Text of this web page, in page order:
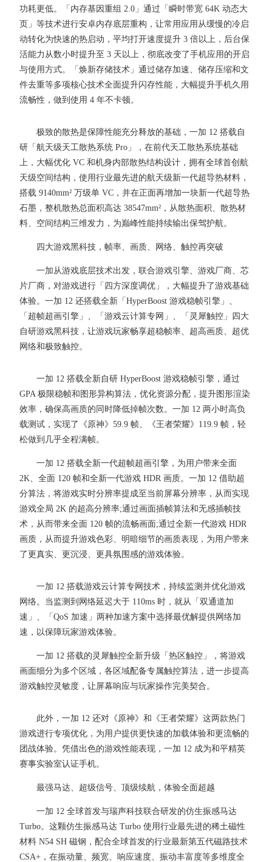
功耗更低。「内存基因重组 2.0」通过「瞬时带宽 64K 动态大
页」等技术进行安卓内存底层重构，让常用应用从缓慢的冷启
动转化为快速的热启动，平均打开速度提升 3 倍以上，后台保
活能力从数小时提升至 3 天以上，彻底改变了手机应用的开启
与使用方式。「焕新存储技术」通过储存加速、储存压缩和文
件去重等多项核心技术全面提升闪存性能，大幅提升手机久用
流畅性，做到使用 4 年不卡顿。
极致的散热是保障性能充分释放的基础，一加 12 搭载自
研「航天级天工散热系统 Pro」，在前代天工散热系统基础
上，大幅优化 VC 和机身内部散热结构设计，拥有全球首创航
天级空间结构，使用行业最先进的航天级新一代超导热材料，
搭载 9140mm² 万级单 VC，并在正面再增加一块新一代超导热
石墨，整机散热总面积高达 38547mm²，从散热面积、散热材
料、空间结构三维发力，为巅峰性能持续输出保驾护航。
四大游戏黑科技，帧率、画质、网络、触控再突破
一加从游戏底层技术出发，联合游戏引擎、游戏厂商、芯
片厂商，对游戏进行「四方深度调优」，大幅提升了游戏基础
体验。一加 12 还搭载全新「HyperBoost 游戏稳帧引擎」、
「超帧超画引擎」、「游戏云计算专网」、「灵犀触控」四大
自研游戏黑科技，让游戏玩家畅享超稳帧率、超高画质、超优
网络和极致触控。
一加 12 搭载全新自研 HyperBoost 游戏稳帧引擎，通过
GPA 极限稳帧和图形异构算法，优化资源分配，提升图形渲染
效率，确保高画质的同时降低掉帧次数。一加 12 两小时高负
载测试，实现了《原神》59.9 帧、《王者荣耀》119.9 帧，轻
松做到几乎全程满帧。
一加 12 搭载全新一代超帧超画引擎，为用户带来全面
2K、全面 120 帧和全新一代游戏 HDR 画质。一加 12 借助超
分算法，将游戏实时分辨率提成至当前屏幕分辨率，从而实现
游戏全局 2K 的超高分辨率;通过画面插帧算法和无感插帧技
术，从而带来全面 120 帧的流畅画面;通过全新一代游戏 HDR
画质，从而提升游戏色彩、明暗细节的画质表现，为用户带来
了更真实、更沉浸、更具氛围感的游戏体验。
一加 12 搭载游戏云计算专网技术，持续监测并优化游戏
网络。当监测到网络延迟大于 110ms 时，就从「双通道加
速」、「QoS 加速」两种加速方案中选择最优解提供网络加
速，以保障玩家游戏体验。
一加 12 搭载的灵犀触控全新升级「热区触控」，将游戏
画面细分为多个区域，各区域配备专属触控算法，进一步提高
游戏触控灵敏度，让屏幕响应与玩家操作完美契合。
此外，一加 12 还对《原神》和《王者荣耀》这两款热门
游戏进行专项优化，为用户提供更快速的加载体验和更流畅的
团战体验。凭借出色的游戏性能表现，一加 12 成为和平精英
赛事实验室认证手机。
最强马达、超级信号、顶级续航，体验全面超越
一加 12 全球首发与瑞声科技联合研发的仿生振感马达
Turbo。这颗仿生振感马达 Turbo 使用行业最先进的稀土磁性
材料 N54 SH 磁钢，配合全球首发的行业最新第五代磁路技术
CSA+，在振动量、频宽、响应速度、振动丰富度等多维度全